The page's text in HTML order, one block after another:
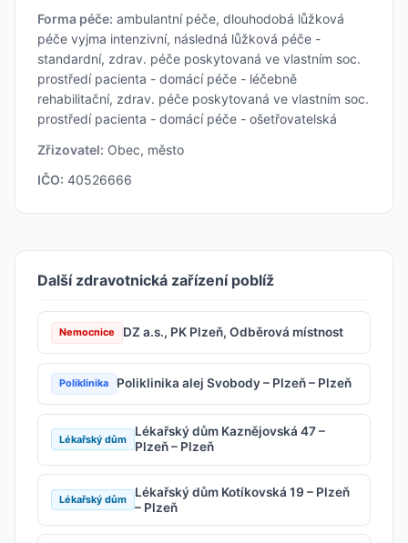
Forma péče: ambulantní péče, dlouhodobá lůžková
péče vyjma intenzivní, následná lůžková péče -
standardní, zdrav. péče poskytovaná ve vlastním soc.
prostředí pacienta - domácí péče - léčebně
rehabilitační, zdrav. péče poskytovaná ve vlastním soc.
prostředí pacienta - domácí péče - ošetřovatelská
Zřizovatel: Obec, město
IČO: 40526666
Další zdravotnická zařízení poblíž
Nemocnice DZ a.s., PK Plzeň, Odběrová místnost
Poliklinika Poliklinika alej Svobody – Plzeň – Plzeň
Lékařský dům
Lékařský dům Kaznějovská 47 –
Plzeň – Plzeň
Lékařský dům
Lékařský dům Kotíkovská 19 – Plzeň
– Plzeň